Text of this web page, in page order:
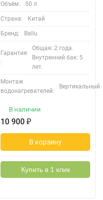
Объём: 50 л
Страна: Китай
Бренд: Ballu
Гарантия
:
Общая: 2 года.
Внутренний бак: 5
лет.
Монтаж
водонагревателей:
Вертикальный
В наличии
10 900 ₽
В корзину
Купить в 1 клик